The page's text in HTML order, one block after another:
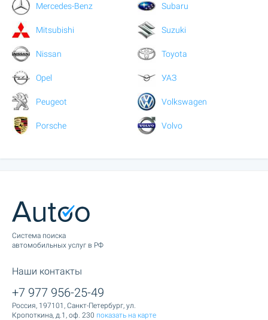
Mercedes-Benz
Mitsubishi
Nissan
Opel
Peugeot
Porsche
Subaru
Suzuki
Toyota
УАЗ
Volkswagen
Volvo
Cистема поиска
автомобильных услуг в РФ
Наши контакты
+7 977 956-25-49
Россия, 197101, Санкт-Петербург, ул.
Кропоткина, д.1, оф. 230 показать на карте